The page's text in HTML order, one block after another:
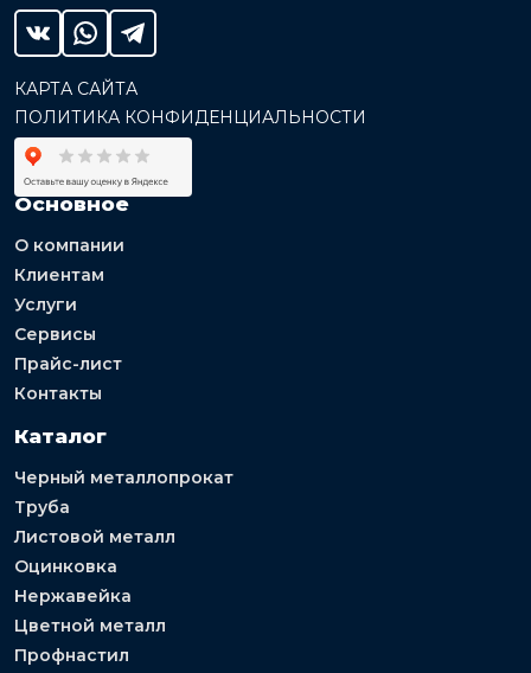
КАРТА САЙТА
ПОЛИТИКА КОНФИДЕНЦИАЛЬНОСТИ
Основное
О компании
Клиентам
Услуги
Сервисы
Прайс-лист
Контакты
Каталог
Черный металлопрокат
Труба
Листовой металл
Оцинковка
Нержавейка
Цветной металл
Профнастил